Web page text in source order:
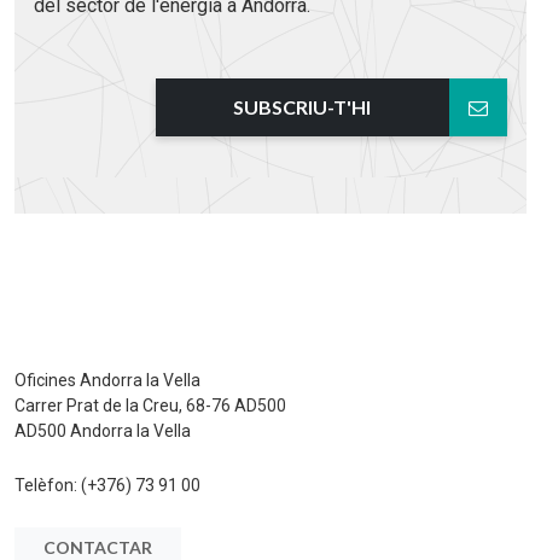
del sector de l'energia a Andorra.
SUBSCRIU-T'HI
Oficines Andorra la Vella
Carrer Prat de la Creu, 68-76 AD500
AD500 Andorra la Vella
Telèfon: (+376) 73 91 00
CONTACTAR